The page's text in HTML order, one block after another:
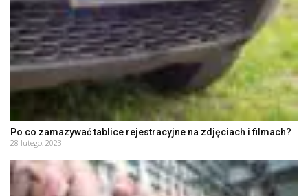
Po co zamazywać tablice rejestracyjne na zdjęciach i filmach?
28 lutego, 2023